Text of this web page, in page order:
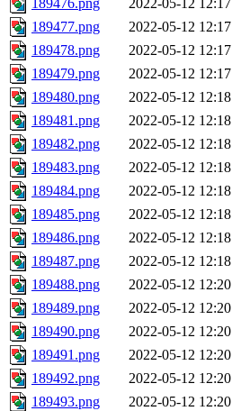
189476.png
2022-05-12 12:17
189477.png
2022-05-12 12:17
189478.png
2022-05-12 12:17
189479.png
2022-05-12 12:17
189480.png
2022-05-12 12:18
189481.png
2022-05-12 12:18
189482.png
2022-05-12 12:18
189483.png
2022-05-12 12:18
189484.png
2022-05-12 12:18
189485.png
2022-05-12 12:18
189486.png
2022-05-12 12:18
189487.png
2022-05-12 12:18
189488.png
2022-05-12 12:20
189489.png
2022-05-12 12:20
189490.png
2022-05-12 12:20
189491.png
2022-05-12 12:20
189492.png
2022-05-12 12:20
189493.png
2022-05-12 12:20